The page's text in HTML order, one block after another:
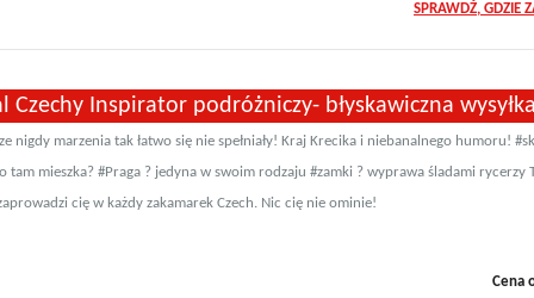
SPRAWDŹ, GDZIE
Czechy Inspirator podróżniczy- błyskawiczna
nigdy marzenia tak łatwo się nie spełniały! Kraj Krecika i niebanalnego humoru!
tam mieszka? #Praga ? jedyna w swoim rodzaju #zamki ? wyprawa śladami rycerzy
cię w każdy zakamarek Czech. Nic cię nie ominie!
Cena